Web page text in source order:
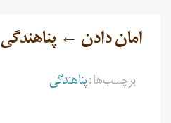
امان دادن ← پناهندگی
برچسب‌ها:پناهندگی